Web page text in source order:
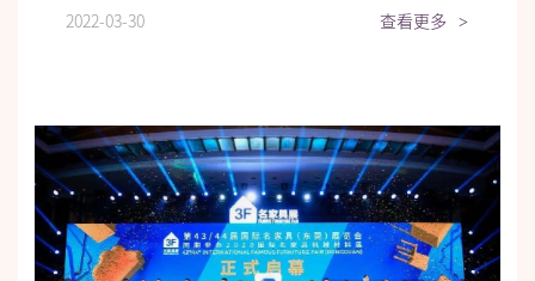
2022-03-30 查看更多 >